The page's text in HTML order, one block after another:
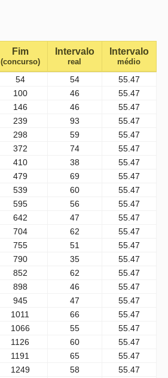
Fim
(concurso)
Intervalo
real
Intervalo
médio
54 54
55.47
100 46
55.47
146 46
55.47
239 93
55.47
298 59
55.47
372 74
55.47
410 38
55.47
479 69
55.47
539 60
55.47
595 56
55.47
642 47
55.47
704 62
55.47
755 51
55.47
790 35
55.47
852 62
55.47
898 46
55.47
945 47
55.47
1011 66
55.47
1066 55
55.47
1126 60
55.47
1191 65
55.47
1249 58
55.47